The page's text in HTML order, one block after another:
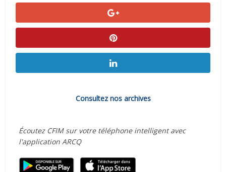
Consultez nos archives
Écoutez CFIM sur votre téléphone intelligent avec
l'application ARCQ